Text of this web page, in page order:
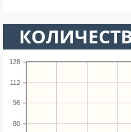
80
96
112
128